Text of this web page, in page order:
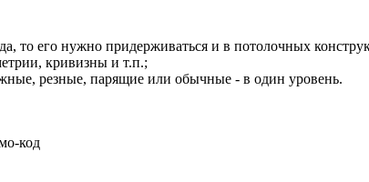
то его нужно придерживаться и в потолочных
кривизны и т.п.;
резные, парящие или обычные - в один уровень.
код